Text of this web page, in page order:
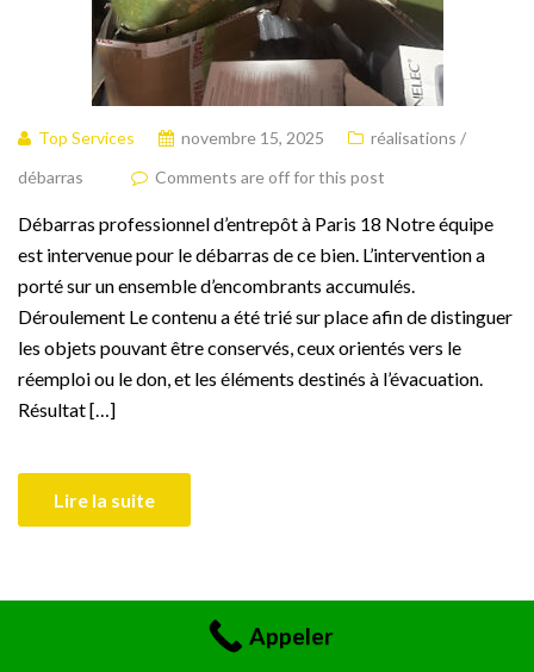
Top Services novembre 15, 2025
réalisations /
débarras
Comments are off for this post
Débarras professionnel d’entrepôt à Paris 18 Notre équipe
est intervenue pour le débarras de ce bien. L’intervention a
porté sur un ensemble d’encombrants accumulés.
Déroulement Le contenu a été trié sur place afin de distinguer
les objets pouvant être conservés, ceux orientés vers le
réemploi ou le don, et les éléments destinés à l’évacuation.
Résultat […]
Lire la suite
Appeler